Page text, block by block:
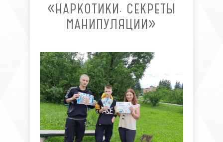
«НАРКОТИКИ. СЕКРЕТЫ
МАНИПУЛЯЦИИ»